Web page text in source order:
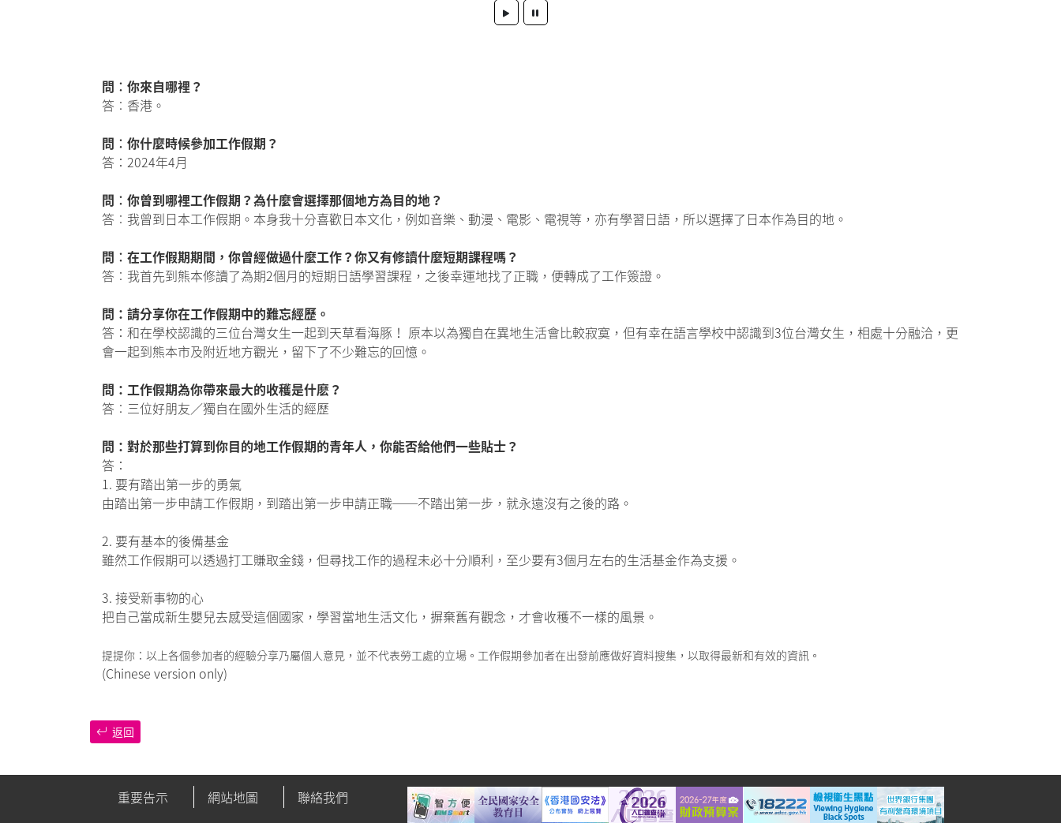
問︰你來自哪裡？
答︰香港。
問︰你什麼時候參加工作假期？
答：2024年4月
問︰你曾到哪裡工作假期？為什麼會選擇那個地方為目的地？
答︰我曾到日本工作假期。本身我十分喜歡日本文化，例如音樂、動漫、電影、電視等，亦有學習日語，所以選擇了日本作為目的地。
問︰在工作假期期間，你曾經做過什麼工作？你又有修讀什麼短期課程嗎？
答︰我首先到熊本修讀了為期2個月的短期日語學習課程，之後幸運地找了正職，便轉成了工作簽證。
問：請分享你在工作假期中的難忘經歷。
答：和在學校認識的三位台灣女生一起到天草看海豚！ 原本以為獨自在異地生活會比較寂寞，但有幸在語言學校中認識到3位台灣女生，相處十分融洽，更
會一起到熊本市及附近地方觀光，留下了不少難忘的回憶。
問：工作假期為你帶來最大的收穫是什麽？
答︰三位好朋友／獨自在國外生活的經歷
問：對於那些打算到你目的地工作假期的青年人，你能否給他們一些貼士？
答：
1. 要有踏出第一步的勇氣
由踏出第一步申請工作假期，到踏出第一步申請正職──不踏出第一步，就永遠沒有之後的路。
2. 要有基本的後備基金
雖然工作假期可以透過打工賺取金錢，但尋找工作的過程未必十分順利，至少要有3個月左右的生活基金作為支援。
3. 接受新事物的心
把自己當成新生嬰兒去感受這個國家，學習當地生活文化，摒棄舊有觀念，才會收穫不一樣的風景。
提提你：以上各個參加者的經驗分享乃屬個人意見，並不代表勞工處的立場。工作假期參加者在出發前應做好資料搜集，以取得最新和有效的資訊。
(Chinese version only)
返回
重要告示 網站地圖 聯絡我們